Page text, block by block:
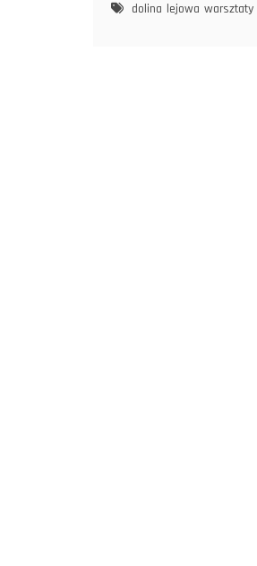
dolina lejowa warsztaty